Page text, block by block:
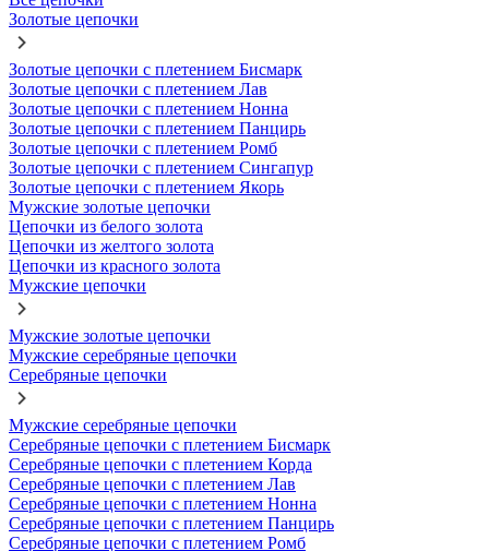
Золотые цепочки
Золотые цепочки с плетением Бисмарк
Золотые цепочки с плетением Лав
Золотые цепочки с плетением Нонна
Золотые цепочки с плетением Панцирь
Золотые цепочки с плетением Ромб
Золотые цепочки с плетением Сингапур
Золотые цепочки с плетением Якорь
Мужские золотые цепочки
Цепочки из белого золота
Цепочки из желтого золота
Цепочки из красного золота
Мужские цепочки
Мужские золотые цепочки
Мужские серебряные цепочки
Серебряные цепочки
Мужские серебряные цепочки
Серебряные цепочки с плетением Бисмарк
Серебряные цепочки с плетением Корда
Серебряные цепочки с плетением Лав
Серебряные цепочки с плетением Нонна
Серебряные цепочки с плетением Панцирь
Серебряные цепочки с плетением Ромб